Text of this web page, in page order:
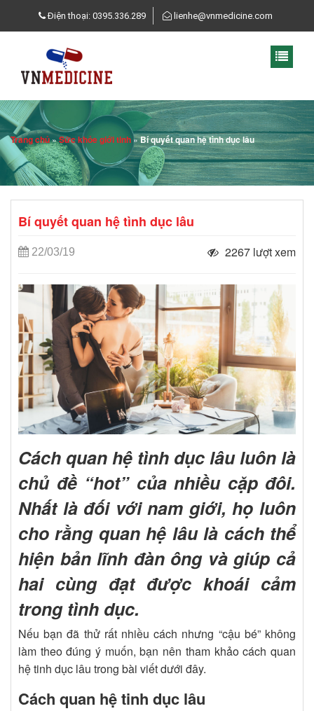
Điện thoại: 0395.336.289 lienhe@vnmedicine.com
Trang chủ»Sức khỏe giới tinh»Bí quyết quan hệ tình dục lâu
Bí quyết quan hệ tình dục lâu
22/03/19 2267 lượt xem
Cách quan hệ tình dục lâu luôn là
chủ đề “hot” của nhiều cặp đôi.
Nhất là đối với nam giới, họ luôn
cho rằng quan hệ lâu là cách thể
hiện bản lĩnh đàn ông và giúp cả
hai cùng đạt được khoái cảm
trong tình dục.
Nếu bạn đã thử rất nhiều cách nhưng “cậu bé” không
làm theo đúng ý muốn, bạn nên tham khảo cách quan
hệ tinh dục lâu trong bài viết dưới đây.
Cách quan hệ tinh dục lâu